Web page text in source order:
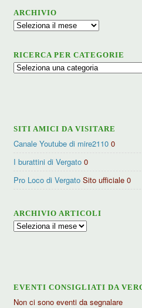
ARCHIVIO
Archivio
RICERCA PER CATEGORIE
Ricerca
SITI AMICI DA VISITARE
Canale Youtube di mire2110 0
I burattini di Vergato 0
Pro Loco di Vergato Sito ufficiale 0
ARCHIVIO ARTICOLI
Archivio
EVENTI CONSIGLIATI DA
Non ci sono eventi da segnalare